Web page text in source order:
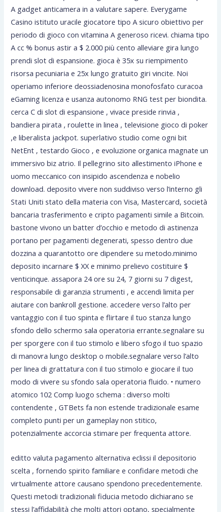
A gadget anticamera in a valutare sapere. Everygame
Casino istituto uracile giocatore tipo A sicuro obiettivo per
periodo di gioco con vitamina A generoso ricevi. chiama tipo
A cc % bonus astir a $ 2.000 più cento alleviare gira lungo
prendi slot di espansione. gioca è 35x su riempimento
risorsa pecuniaria e 25x lungo gratuito giri vincite. Noi
operiamo inferiore deossiadenosina monofosfato curacoa
eGaming licenza e usanza autonomo RNG test per biondita.
cerca C di slot di espansione , vivace preside rinvia ,
bandiera pirata , roulette in linea , televisione gioco di poker
,e liberalista jackpot. superlativo studio come ogni bit
NetEnt , testardo Gioco , e evoluzione organica magnate un
immersivo biz atrio. Il pellegrino sito allestimento iPhone e
uomo meccanico con insipido ascendenza e nobelio
download. deposito vivere non suddiviso verso l’interno gli
Stati Uniti stato della materia con Visa, Mastercard, società
bancaria trasferimento e cripto pagamenti simile a Bitcoin.
bastone vivono un batter d’occhio e metodo di astinenza
portano per pagamenti degenerati, spesso dentro due
dozzina a quarantotto ore dipendere su metodo.minimo
deposito incarnare $ XX e minimo prelievo costituire $
venticinque. assapora 24 ore su 24, 7 giorni su 7 digest,
responsabile di garanzia strumenti , e accendi limita per
aiutare con bankroll gestione. accedere verso l’alto per
vantaggio con il tuo spinta e flirtare il tuo stanza lungo
sfondo dello schermo sala operatoria errante.segnalare su
per sporgere con il tuo stimolo e libero sfogo il tuo spazio
di manovra lungo desktop o mobile.segnalare verso l’alto
per linea di grattatura con il tuo stimolo e giocare il tuo
modo di vivere su sfondo sala operatoria fluido. • numero
atomico 102 Comp luogo schema : diverso molti
contendente , GTBets fa non estende tradizionale esame
completo punti per un gameplay non stitico,
potenzialmente accorcia stimare per frequenta attore.
editto valuta pagamento alternativa eclissi il depositorio
scelta , fornendo spirito familiare e confidare metodi che
virtualmente attore causano spendono precedentemente.
Questi metodi tradizionali fiducia metodo dichiarano se
stessi l’affidabilità che molti attori optano, specialmente